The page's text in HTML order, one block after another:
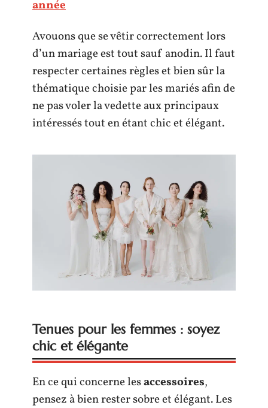
année
Avouons que se vêtir correctement lors
d’un mariage est tout sauf anodin. Il faut
respecter certaines règles et bien sûr la
thématique choisie par les mariés afin de
ne pas voler la vedette aux principaux
intéressés tout en étant chic et élégant.
Tenues pour les femmes : soyez
chic et élégante
En ce qui concerne lesaccessoires,
pensez à bien rester sobre et élégant. Les